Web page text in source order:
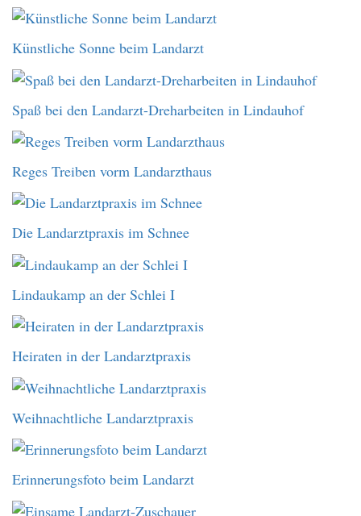
Künstliche Sonne beim Landarzt
Spaß bei den Landarzt-Dreharbeiten in Lindauhof
Reges Treiben vorm Landarzthaus
Die Landarztpraxis im Schnee
Lindaukamp an der Schlei I
Heiraten in der Landarztpraxis
Weihnachtliche Landarztpraxis
Erinnerungsfoto beim Landarzt